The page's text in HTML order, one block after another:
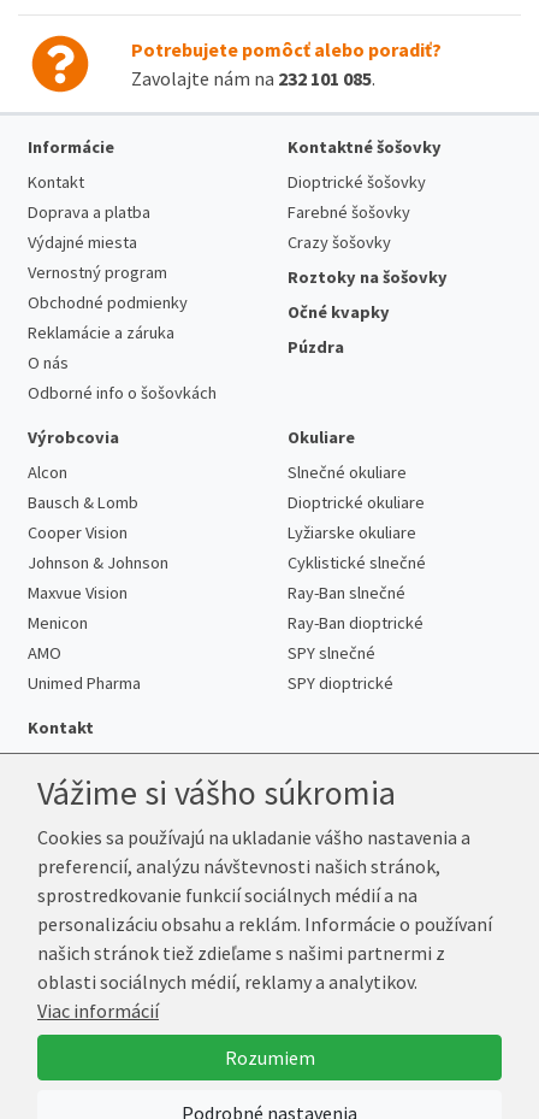
Potrebujete pomôcť alebo poradiť?
Zavolajte nám na 232 101 085.
Informácie
Kontakt
Doprava a platba
Výdajné miesta
Vernostný program
Obchodné podmienky
Reklamácie a záruka
O nás
Odborné info o šošovkách
Kontaktné šošovky
Dioptrické šošovky
Farebné šošovky
Crazy šošovky
Roztoky na šošovky
Očné kvapky
Púzdra
Výrobcovia
Alcon
Bausch & Lomb
Cooper Vision
Johnson & Johnson
Maxvue Vision
Menicon
AMO
Unimed Pharma
Okuliare
Slnečné okuliare
Dioptrické okuliare
Lyžiarske okuliare
Cyklistické slnečné
Ray-Ban slnečné
Ray-Ban dioptrické
SPY slnečné
SPY dioptrické
Kontakt
Telefón:+421 222 205 863
E-mail:info@k-sosovky.sk
Reklamačná adresa
Andrea Votavová
Revoluční 1017
290 01 Poděbrady
Česká republika
Vážime si vášho súkromia
Cookies sa používajú na ukladanie vášho nastavenia a
preferencií, analýzu návštevnosti našich stránok,
sprostredkovanie funkcií sociálnych médií a na
personalizáciu obsahu a reklám. Informácie o používaní
našich stránok tiež zdieľame s našimi partnermi z
oblasti sociálnych médií, reklamy a analytikov.
Viac informácií
Rozumiem
Podrobné nastavenia